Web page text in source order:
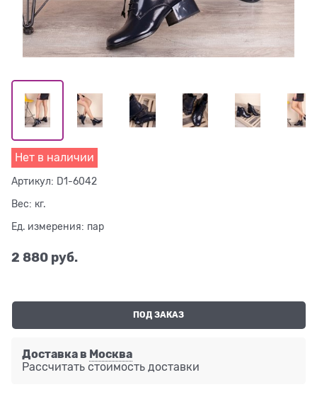
Нет в наличии
Артикул: D1-6042
Вес: кг.
Ед. измерения: пар
2 880 руб.
ПОД ЗАКАЗ
Доставка в Москва
Рассчитать стоимость доставки